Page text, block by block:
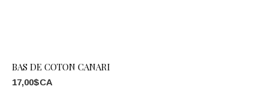
BAS DE COTON CANARI
17,00$CA